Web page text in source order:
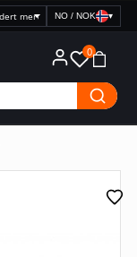
NO / NOK ▾
0